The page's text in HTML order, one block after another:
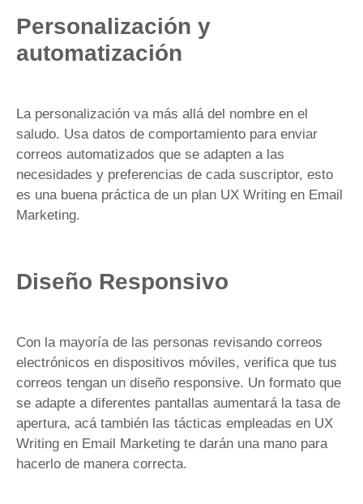
Personalización y
automatización
La personalización va más allá del nombre en el
saludo. Usa datos de comportamiento para enviar
correos automatizados que se adapten a las
necesidades y preferencias de cada suscriptor, esto
es una buena práctica de un plan UX Writing en Email
Marketing.
Diseño Responsivo
Con la mayoría de las personas revisando correos
electrónicos en dispositivos móviles, verifica que tus
correos tengan un diseño responsive. Un formato que
se adapte a diferentes pantallas aumentará la tasa de
apertura, acá también las tácticas empleadas en UX
Writing en Email Marketing te darán una mano para
hacerlo de manera correcta.